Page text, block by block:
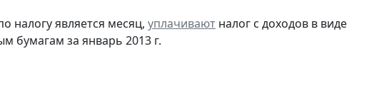
налогу является месяц, уплачивают налог с доходов в виде
бумагам за январь 2013 г.